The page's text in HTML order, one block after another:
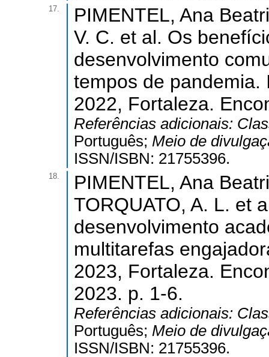
17.
PIMENTEL, Ana
V. C. et al. Os
desenvolvimento
tempos de
2022, Fortaleza.
Referências adicionais:
Português; Meio de
ISSN/ISBN: 21755396.
18.
PIMENTEL, Ana
TORQUATO, A. L. et
desenvolvimento
multitarefas
2023, Fortaleza.
2023. p. 1-6.
Referências adicionais:
Português; Meio de
ISSN/ISBN: 21755396.